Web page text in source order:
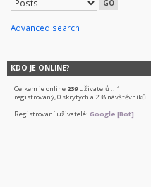
Advanced search
KDO JE ONLINE?
Celkem je online 239uživatelů :: 1
registrovaný, 0 skrytých a 238 návštěvníků
Registrovaní uživatelé: Google [Bot]